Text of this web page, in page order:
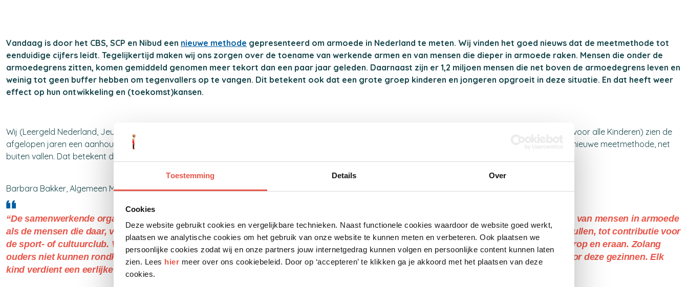
Toestemming Details Over
Cookies
Deze website gebruikt cookies en vergelijkbare technieken. Naast functionele cookies waardoor de website goed werkt,
plaatsen we analytische cookies om het gebruik van onze website te kunnen meten en verbeteren. Ook plaatsen we
persoonlijke cookies zodat wij en onze partners jouw internetgedrag kunnen volgen en persoonlijke content kunnen laten
zien. Lees hier meer over ons cookiebeleid. Door op ‘accepteren’ te klikken ga je akkoord met het plaatsen van deze
cookies.
Vandaag is door het CBS, SCP en Nibud een nieuwe methode gepresenteerd om armoede in Nederland te meten. Wij vinden het goed nieuws dat de meetmethode tot
eenduidige cijfers leidt. Tegelijkertijd maken wij ons zorgen over de toename van werkende armen en van mensen die dieper in armoede raken. Mensen die onder de
armoedegrens zitten, komen gemiddeld genomen meer tekort dan een paar jaar geleden. Daarnaast zijn er 1,2 miljoen mensen die net boven de armoedegrens leven en
weinig tot geen buffer hebben om tegenvallers op te vangen. Dit betekent ook dat een grote groep kinderen en jongeren opgroeit in deze situatie. En dat heeft weer
effect op hun ontwikkeling en (toekomst)kansen.
Wij (Leergeld Nederland, Jeugdfonds Sport & Cultuur, Stichting Jarige Job, Nationaal Fonds Kinderhulp en het Jeugdeducatiefonds, verenigd in Sam& voor alle Kinderen) zien de
afgelopen jaren een aanhoudende stijging in het aantal aanvragen. Dit zijn zowel aanvragen van mensen in armoede als mensen die daar, volgens de nieuwe meetmethode, net
buiten vallen. Dat betekent dat de groep kinderen en jongeren die niet mee kunnen doen mogelijk groeit.
Barbara Bakker, Algemeen Manager van Sam& voor alle kinderen:
“De samenwerkende organisaties zien de afgelopen jaren een aanhoudende stijging in het aantal aanvragen. Dit zijn zowel aanvragen van mensen in armoede
als de mensen die daar, volgens de nieuwe meetmethode, net buiten vallen. Samen voorzien we hen van een fiets, laptop of schoolspullen, tot contributie voor
de sport- of cultuurclub. Van een bril, goed bed of warme winterjas tot een gezonde schoolmaaltijd en een verjaardagsbox met alles erop en eraan. Zolang
ouders niet kunnen rondkomen en voorzieningen voor hun kind(eren) niet zelf kunnen financieren, moeten wij ons blijven inzetten voor deze gezinnen. Elk
kind verdient een eerlijke kans om mee te doen in de samenleving en zich te ontwikkelen.”